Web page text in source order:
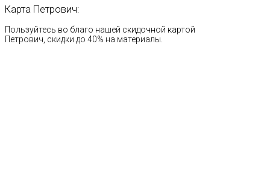
Карта Петрович:
Пользуйтесь во благо нашей скидочной картой
Петрович, скидки до 40% на материалы.